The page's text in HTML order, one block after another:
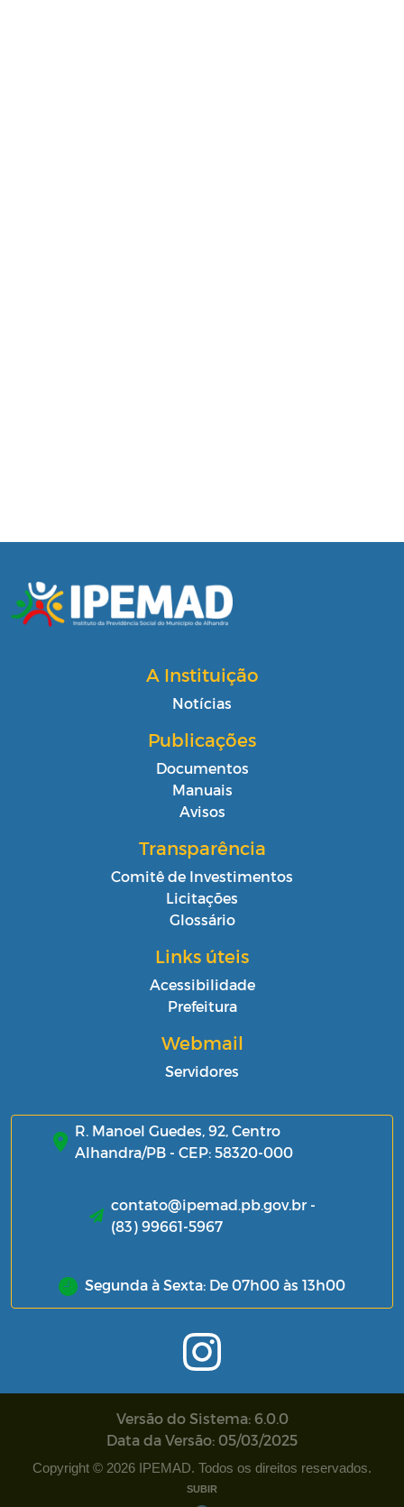
A Instituição
Notícias
Publicações
Documentos
Manuais
Avisos
Transparência
Comitê de Investimentos
Licitações
Glossário
Links úteis
Acessibilidade
Prefeitura
Webmail
Servidores
R. Manoel Guedes, 92, Centro
Alhandra/PB - CEP: 58320-000
contato@ipemad.pb.gov.br -
(83) 99661-5967
Segunda à Sexta: De 07h00 às 13h00
Versão do Sistema: 6.0.0
Data da Versão: 05/03/2025
Copyright © 2026 IPEMAD. Todos os direitos reservados.
SUBIR